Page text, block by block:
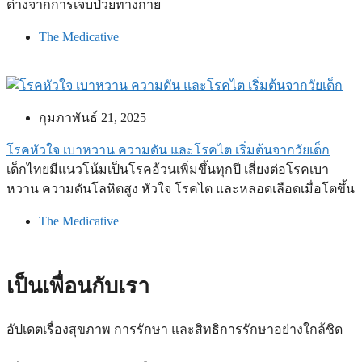
ต่างจากการเจ็บป่วยทางกาย
The Medicative
กุมภาพันธ์ 21, 2025
โรคหัวใจ เบาหวาน ความดัน และโรคไต เริ่มต้นจากวัยเด็ก
เด็กไทยมีแนวโน้มเป็นโรคอ้วนเพิ่มขึ้นทุกปี เสี่ยงต่อโรคเบา
หวาน ความดันโลหิตสูง หัวใจ โรคไต และหลอดเลือดเมื่อโตขึ้น
The Medicative
เป็นเพื่อนกับเรา
อัปเดตเรื่องสุขภาพ การรักษา และสิทธิการรักษาอย่างใกล้ชิด